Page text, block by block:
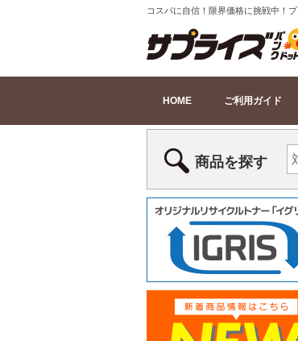
コスパに自信！限界価格に挑戦中！
HOME ご利用ガイド
商品を探す